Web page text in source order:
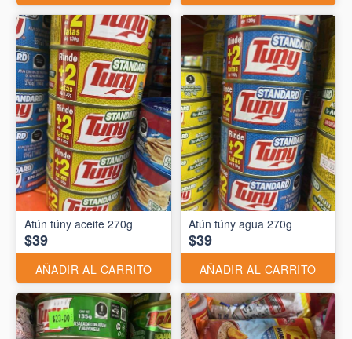
Atún túny aceite 270g
$39
AÑADIR AL CARRITO
Atún túny agua 270g
$39
AÑADIR AL CARRITO